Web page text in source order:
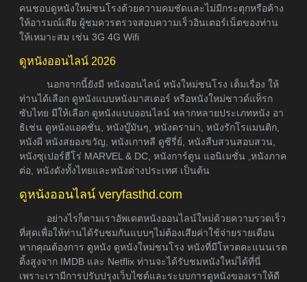
คนชอบดูหนังใหม่ชนโรงด้วยความคมชัดและไม่มีกระตุกหรือค้าง
ให้อารมณ์เสีย ผู้ชมควรตรวจสอบความเร็วอินเตอร์เน็ตของท่าน
ให้เหมาะสม เช่น 3G 4G Wifi
ดูหนังออนไลน์ 2026
นอกจากนี้ยังมี หนังออนไลน์ หนังใหม่ชนโรง เต็มเรื่อง ให้
ท่านได้เลือก ดูหนังแบบหนังมาสเตอร์ หรือหนังใหม่ซาวด์แท็รก
ซับไทย มีให้เลือก ดูหนังแบบออนไลน์ หลากหลายประเภทหนัง อา
ธิเช่น ดูหนังแอคชั่น, หนังบู๊มันๆ, หนังดราม่า, หนังรักโรแมนติก,
หนังผี หนังสยองขวัญ, หนังเกาหลี ดูซีรี่ย์, หนังสืบสวนสอบสวน,
หนังซุเปอร์ฮีโร่ MARVEL & DC, หนังการ์ตูน แอนิเมชั่น ,หนังภาค
ต่อ, หนังดังทั้งไทยและหนังต่างประเทศ เป็นต้น
ดูหนังออนไลน์ veryfasthd.com
อย่างไรก็ตามเราอัพเดตหนังออนไลน์ใหม่ด้วยความรวดเร็ว
ที่สุดเพื่อให้ท่านได้รับชมกันแบบๆไม่ต้องเสียค่าใช้จ่ายรายเดือน
หากคุณต้องการ ดูหนัง ดูหนังใหม่ชนโรง หนังที่มีโหวตคะแนนเรต
ติ้งสูงจาก IMDB และ Netflix ท่านจะได้รับชมหนังใหม่ได้ที่นี่
เพราะเรามีการปรับปรุงเว็บไซต์และระบบการดูหนังของเราให้ดี